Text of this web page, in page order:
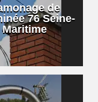
de
76 Seine-
Maritime